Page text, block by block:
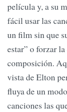
película y, a su
fácil usar las
un film sin que
estar” o forzar
composición.
vista de Elton
fluya de un
canciones las